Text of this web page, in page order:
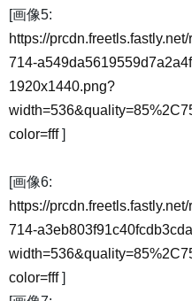
[画像5:
https://
714-
1920x1440.png?
color=fff]
[画像6:
https://
714-
color=fff]